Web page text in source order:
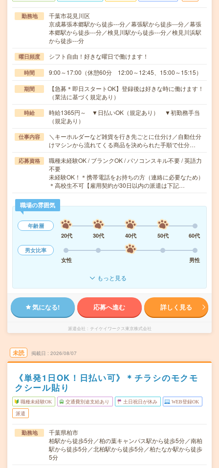
勤務地
千葉市花見川区
京成幕張本郷駅から徒歩---分／幕張駅から徒歩---分／幕張
本郷駅から徒歩---分／検見川駅から徒歩---分／検見川浜駅
から徒歩---分
曜日頻度 シフト自由！好きな曜日で働けます！
時間 9:00～17:00（休憩60分 12:00～12:45、15:00～15:15）
期間
【急募＊即日スタートOK】登録後は好きな時に働けます！
（業法に基づく規定あり）
時給
時給1365円～ ▼日払いOK（規定あり） ▼初勤務手当
（規定あり）
仕事内容
＼キーホルダーなど雑貨を行き先ごとに仕分け／自動仕分
けマシンから流れてくる商品を決められた手順で仕分…
応募資格
職種未経験OK / ブランクOK / パソコンスキル不要 / 英語力
不要
未経験OK！＊携帯電話をお持ちの方（連絡に必要なため）
＊高校生不可【雇用契約が30日以内の派遣は下記…
職場の雰囲気
年齢層
20代
30代 40代 50代
60代
男女比率
女性
男性
もっと見る
気になる! 応募へ進む 詳しく見る
派遣会社 テイケイワークス東京株式会社
未読 掲載日 2026/08/07
《単発1日OK！日払い可》＊チラシのモクモ
クシール貼り
職種未経験OK 交通費別途支給あり 土日祝日が休み WEB登録OK
派遣
勤務地
千葉県柏市
柏駅から徒歩5分／柏の葉キャンパス駅から徒歩5分／南柏
駅から徒歩5分／北柏駅から徒歩5分／柏たなか駅から徒歩
5分